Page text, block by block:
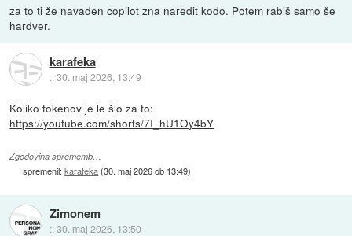
za to ti že navaden copilot zna naredit kodo. Potem rabiš samo še
hardver.
karafeka
::30. maj 2026, 13:49
Koliko tokenov je le šlo za to:
https://youtube.com/shorts/7I_hU1Oy4bY
Zgodovina sprememb…
spremenil:karafeka(30. maj 2026 ob 13:49)
Zimonem
::30. maj 2026, 13:50